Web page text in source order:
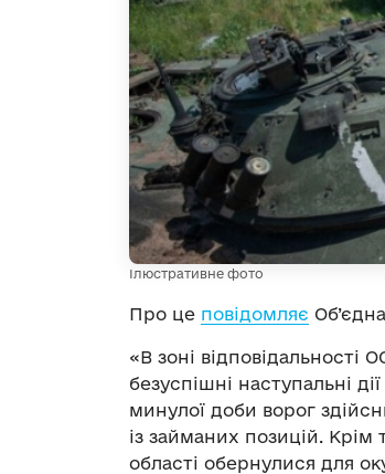
Ілюстративне фото
Про це повідомляє
«В зоні відповідальності
безуспішні наступальні
минулої доби ворог
із займаних позицій. Крім
області обернулися для